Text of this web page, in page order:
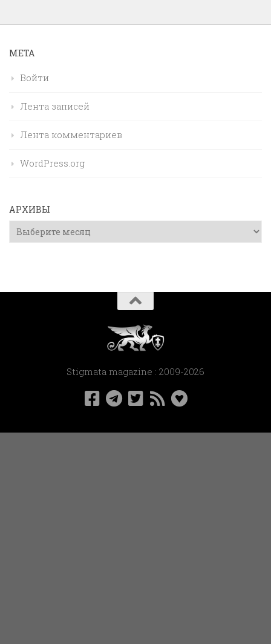
МЕТА
Войти
Лента записей
Лента комментариев
WordPress.org
АРХИВЫ
Архивы
Stigmata magazine : 2009-2026